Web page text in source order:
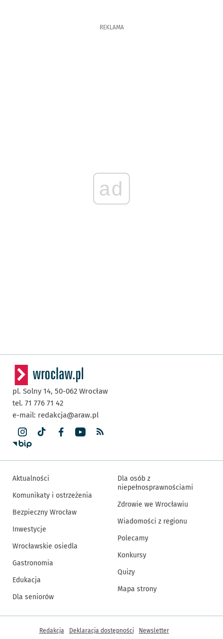
REKLAMA
ad
pl. Solny 14, 50-062 Wrocław
tel. 71 776 71 42
e-mail: redakcja@araw.pl
Aktualności
Komunikaty i ostrzeżenia
Bezpieczny Wrocław
Inwestycje
Wrocławskie osiedla
Gastronomia
Edukacja
Dla seniorów
Dla osób z
niepełnosprawnościami
Zdrowie we Wrocławiu
Wiadomości z regionu
Polecamy
Konkursy
Quizy
Mapa strony
Inne informacje
Redakcja Deklaracja dostępności Newsletter